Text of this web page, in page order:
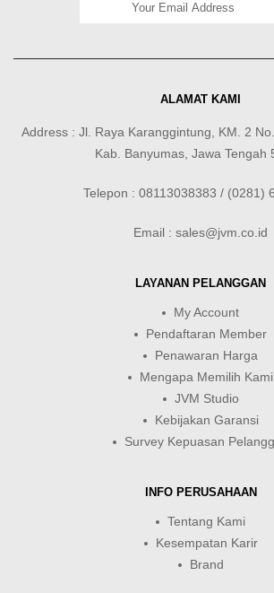
ALAMAT KAMI
Address : Jl. Raya Karanggintung, KM. 2
Kab. Banyumas, Jawa Tengah
Telepon : 08113038383 / (0281)
Email : sales@jvm.co.id
LAYANAN PELANGGAN
My Account
Pendaftaran Member
Penawaran Harga
Mengapa Memilih Kami
JVM Studio
Kebijakan Garansi
Survey Kepuasan
INFO PERUSAHAAN
Tentang Kami
Kesempatan Karir
Brand